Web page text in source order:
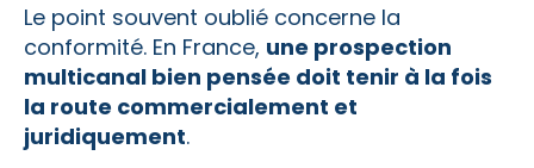
Le point souvent oublié concerne la
conformité. En France, une prospection
multicanal bien pensée doit tenir à la fois
la route commercialement et
juridiquement.